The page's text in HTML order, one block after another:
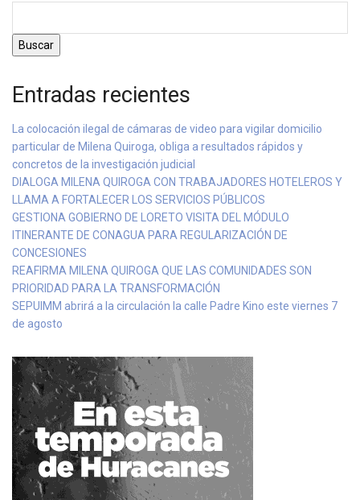
Buscar
Entradas recientes
La colocación ilegal de cámaras de video para vigilar domicilio
particular de Milena Quiroga, obliga a resultados rápidos y
concretos de la investigación judicial
DIALOGA MILENA QUIROGA CON TRABAJADORES HOTELEROS Y
LLAMA A FORTALECER LOS SERVICIOS PÚBLICOS
GESTIONA GOBIERNO DE LORETO VISITA DEL MÓDULO
ITINERANTE DE CONAGUA PARA REGULARIZACIÓN DE
CONCESIONES
REAFIRMA MILENA QUIROGA QUE LAS COMUNIDADES SON
PRIORIDAD PARA LA TRANSFORMACIÓN
SEPUIMM abrirá a la circulación la calle Padre Kino este viernes 7
de agosto